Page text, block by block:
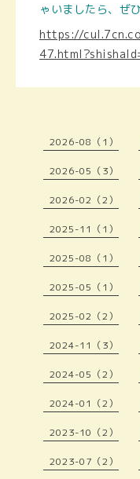
ゃいましたら、ぜ
https://
2026-08（1）
2026-05（3）
2026-02（2）
2025-11（1）
2025-08（1）
2025-05（1）
2025-02（2）
2024-11（3）
2024-05（2）
2024-01（2）
2023-10（2）
2023-07（2）